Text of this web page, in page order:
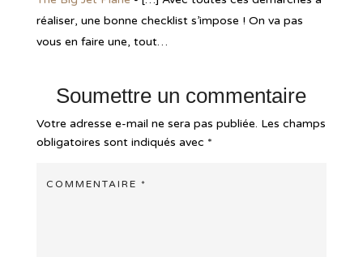
réaliser, une bonne checklist s’impose ! On va pas
vous en faire une, tout…
Soumettre un commentaire
Votre adresse e-mail ne sera pas publiée. Les champs
obligatoires sont indiqués avec *